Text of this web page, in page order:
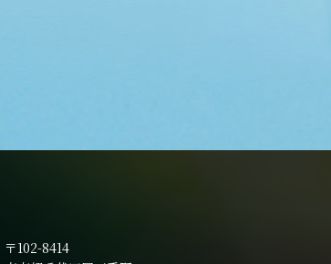
〒102-8414